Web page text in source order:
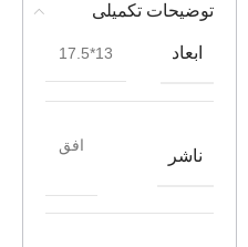
توضیحات تکمیلی
ابعاد 13*17.5
ناشر
افق